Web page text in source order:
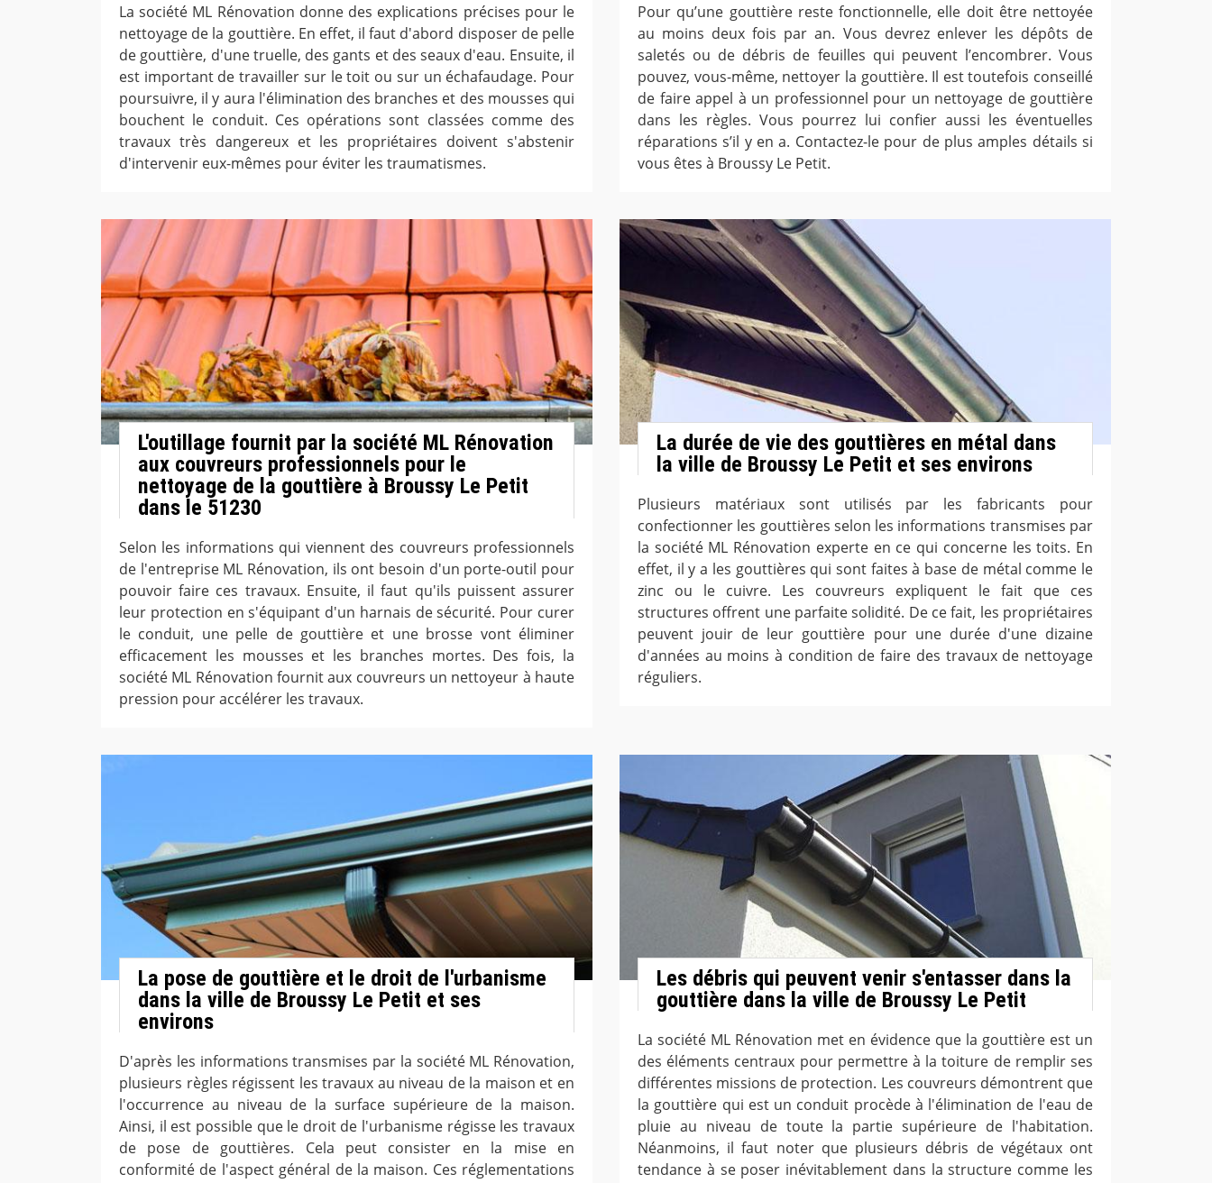
La société ML Rénovation donne des explications précises pour le
nettoyage de la gouttière. En effet, il faut d'abord disposer de pelle
de gouttière, d'une truelle, des gants et des seaux d'eau. Ensuite, il
est important de travailler sur le toit ou sur un échafaudage. Pour
poursuivre, il y aura l'élimination des branches et des mousses qui
bouchent le conduit. Ces opérations sont classées comme des
travaux très dangereux et les propriétaires doivent s'abstenir
d'intervenir eux-mêmes pour éviter les traumatismes.
Pour qu’une gouttière reste fonctionnelle, elle doit être nettoyée
au moins deux fois par an. Vous devrez enlever les dépôts de
saletés ou de débris de feuilles qui peuvent l’encombrer. Vous
pouvez, vous-même, nettoyer la gouttière. Il est toutefois conseillé
de faire appel à un professionnel pour un nettoyage de gouttière
dans les règles. Vous pourrez lui confier aussi les éventuelles
réparations s’il y en a. Contactez-le pour de plus amples détails si
vous êtes à Broussy Le Petit.
L'outillage fournit par la société ML Rénovation
aux couvreurs professionnels pour le
nettoyage de la gouttière à Broussy Le Petit
dans le 51230
Selon les informations qui viennent des couvreurs professionnels
de l'entreprise ML Rénovation, ils ont besoin d'un porte-outil pour
pouvoir faire ces travaux. Ensuite, il faut qu'ils puissent assurer
leur protection en s'équipant d'un harnais de sécurité. Pour curer
le conduit, une pelle de gouttière et une brosse vont éliminer
efficacement les mousses et les branches mortes. Des fois, la
société ML Rénovation fournit aux couvreurs un nettoyeur à haute
pression pour accélérer les travaux.
La durée de vie des gouttières en métal dans
la ville de Broussy Le Petit et ses environs
Plusieurs matériaux sont utilisés par les fabricants pour
confectionner les gouttières selon les informations transmises par
la société ML Rénovation experte en ce qui concerne les toits. En
effet, il y a les gouttières qui sont faites à base de métal comme le
zinc ou le cuivre. Les couvreurs expliquent le fait que ces
structures offrent une parfaite solidité. De ce fait, les propriétaires
peuvent jouir de leur gouttière pour une durée d'une dizaine
d'années au moins à condition de faire des travaux de nettoyage
réguliers.
La pose de gouttière et le droit de l'urbanisme
dans la ville de Broussy Le Petit et ses
environs
D'après les informations transmises par la société ML Rénovation,
plusieurs règles régissent les travaux au niveau de la maison et en
l'occurrence au niveau de la surface supérieure de la maison.
Ainsi, il est possible que le droit de l'urbanisme régisse les travaux
de pose de gouttières. Cela peut consister en la mise en
conformité de l'aspect général de la maison. Ces réglementations
Les débris qui peuvent venir s'entasser dans la
gouttière dans la ville de Broussy Le Petit
La société ML Rénovation met en évidence que la gouttière est un
des éléments centraux pour permettre à la toiture de remplir ses
différentes missions de protection. Les couvreurs démontrent que
la gouttière qui est un conduit procède à l'élimination de l'eau de
pluie au niveau de toute la partie supérieure de l'habitation.
Néanmoins, il faut noter que plusieurs débris de végétaux ont
tendance à se poser inévitablement dans la structure comme les